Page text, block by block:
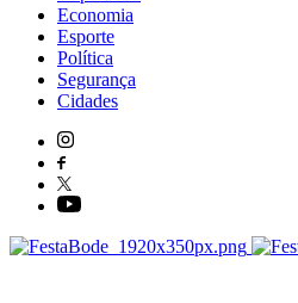
Economia
Esporte
Política
Segurança
Cidades